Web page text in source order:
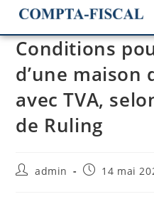
Conditions
d’une maison
avec TVA,
de Ruling
admin 14 mai